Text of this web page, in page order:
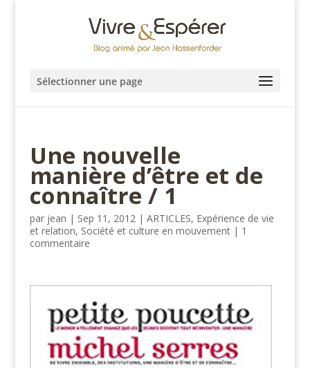
Sélectionner une page
Une nouvelle
manière d’être et de
connaître / 1
par jean | Sep 11, 2012| ARTICLES, Expérience de vie
et relation, Société et culture en mouvement| 1
commentaire